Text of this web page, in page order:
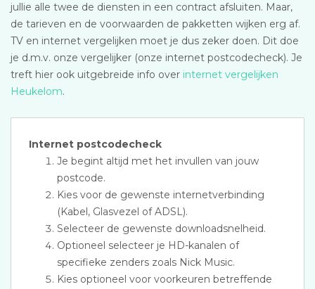
jullie alle twee de diensten in een contract afsluiten. Maar,
de tarieven en de voorwaarden de pakketten wijken erg af.
TV en internet vergelijken moet je dus zeker doen. Dit doe
je d.m.v. onze vergelijker (onze internet postcodecheck). Je
treft hier ook uitgebreide info over internet vergelijken
Heukelom.
Internet postcodecheck
Je begint altijd met het invullen van jouw
postcode.
Kies voor de gewenste internetverbinding
(Kabel, Glasvezel of ADSL).
Selecteer de gewenste downloadsnelheid.
Optioneel selecteer je HD-kanalen of
specifieke zenders zoals Nick Music.
Kies optioneel voor voorkeuren betreffende